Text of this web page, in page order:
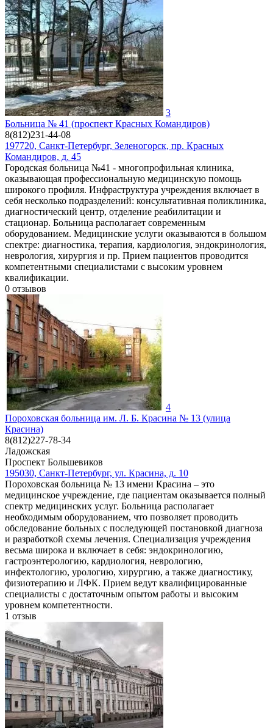
3
Больница № 41 (проспект Красных Командиров)
8(812)231-44-08
197720, Санкт-Петербург, Зеленогорск, пр. Красных
Командиров, д. 45
Городская больница №41 - многопрофильная клиника,
оказывающая профессиональную медицинскую помощь
широкого профиля. Инфраструктура учреждения включает в
себя несколько подразделений: консультативная поликлиника,
диагностический центр, отделение реабилитации и
стационар. Больница располагает современным
оборудованием. Медицинские услуги оказываются в большом
спектре: диагностика, терапия, кардиология, эндокринология,
неврология, хирургия и пр. Прием пациентов проводится
компетентными специалистами с высоким уровнем
квалификации.
0 отзывов
4
Пороховская больница им. Л. Б. Красина № 13 (улица
Красина)
8(812)227-78-34
Ладожская
Проспект Большевиков
195030, Санкт-Петербург, ул. Красина, д. 10
Пороховская больница № 13 имени Красина – это
медицинское учреждение, где пациентам оказывается полный
спектр медицинских услуг. Больница располагает
необходимым оборудованием, что позволяет проводить
обследование больных с последующей постановкой диагноза
и разработкой схемы лечения. Специализация учреждения
весьма широка и включает в себя: эндокринологию,
гастроэнтерологию, кардиология, неврологию,
инфектологию, урологию, хирургию, а также диагностику,
физиотерапию и ЛФК. Прием ведут квалифицированные
специалисты с достаточным опытом работы и высоким
уровнем компетентности.
1 отзыв